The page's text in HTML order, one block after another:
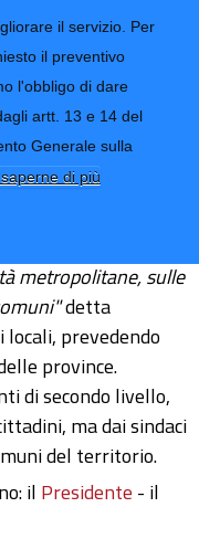
il servizio. Per
il preventivo
l'obbligo di dare
artt. 13 e 14 del
Generale sulla
di più
CONTATTI-URP
TRASPARENZA
metropolitane, sulle
detta
prevedendo
province.
di secondo livello,
ma dai sindaci
del territorio.
il Presidente - il